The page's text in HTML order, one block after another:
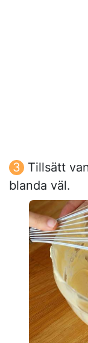
Tillsätt
blanda väl.